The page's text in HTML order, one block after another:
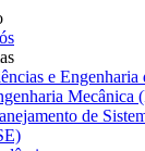
e
Mecânica
de